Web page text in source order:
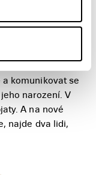
komunikovat se
narození. V
A na nové
najde dva lidi,